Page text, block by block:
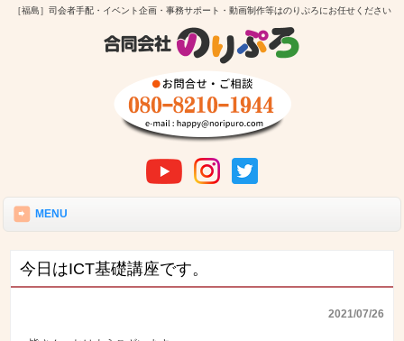
［福島］司会者手配・イベント企画・事務サポート・動画制作等はのりぷろにお任せください
MENU
今日はICT基礎講座です。
2021/07/26